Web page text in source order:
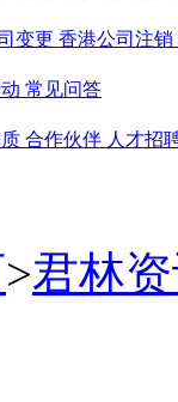
变更 香港公司注销
常见问答
合作伙伴 人才招
>君林